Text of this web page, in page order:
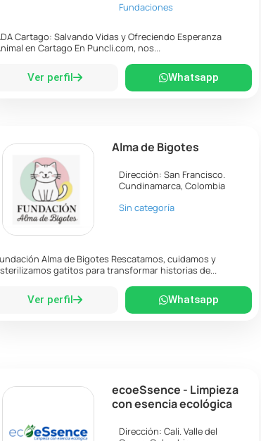
Fundaciones
Cartago: Salvando Vidas y Ofreciendo Esperanza
en Cartago En Puncli.com, nos...
Ver perfil Whatsapp
Alma de Bigotes
Dirección:San Francisco.
Cundinamarca,Colombia
Sin categoría
Alma de Bigotes Rescatamos, cuidamos y
gatitos para transformar historias de...
Ver perfil Whatsapp
ecoeSsence - Limpieza
con esencia ecológica
Dirección:Cali.Valle del